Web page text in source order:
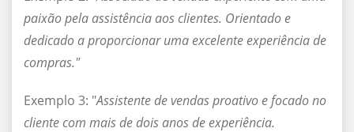
paixão pela assistência aos clientes. Orientado e
dedicado a proporcionar uma excelente experiência de
compras."
Exemplo 3: "Assistente de vendas proativo e focado no
cliente com mais de dois anos de experiência.